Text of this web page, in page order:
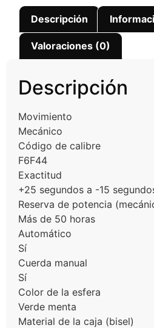
Descripción
Valoraciones (0)
Descripción
Movimiento
Mecánico
Código de calibre
F6F44
Exactitud
+25 segundos a -15
Reserva de potencia
Más de 50 horas
Automático
Sí
Cuerda manual
Sí
Color de la esfera
Verde menta
Material de la caja (bisel)